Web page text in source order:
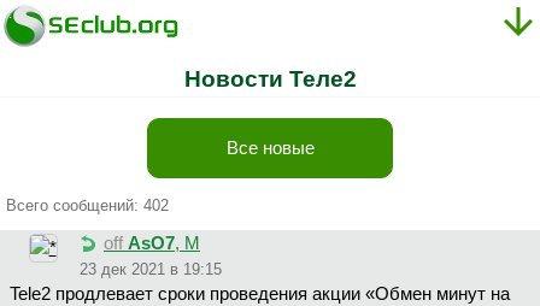
Новости Теле2
Все новые
Всего сообщений: 402
off AsO7, М
23 дек 2021 в 19:15
Tele2 продлевает сроки проведения акции «Обмен минут на